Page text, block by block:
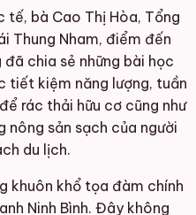
tế, bà Cao Thị Hòa, Tổng
Thung Nham, điểm đến
chia sẻ những bài học
tiết kiệm năng lượng, tuần
rác thải hữu cơ cũng như
nông sản sạch của người
du lịch.
khuôn khổ tọa đàm chính
Ninh Bình. Đây không